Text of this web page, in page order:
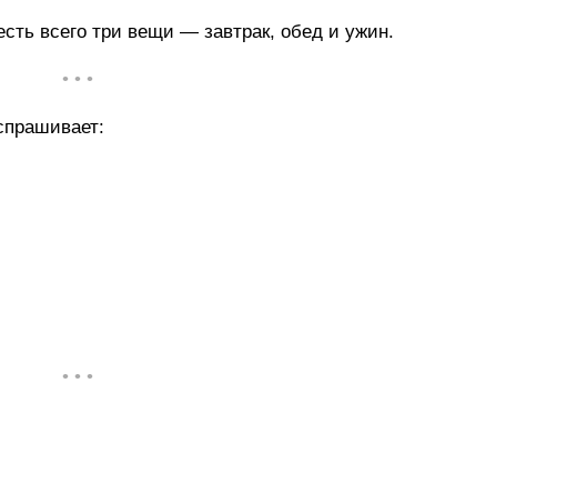
всего три вещи — завтрак, обед и ужин.
• • •
• • •